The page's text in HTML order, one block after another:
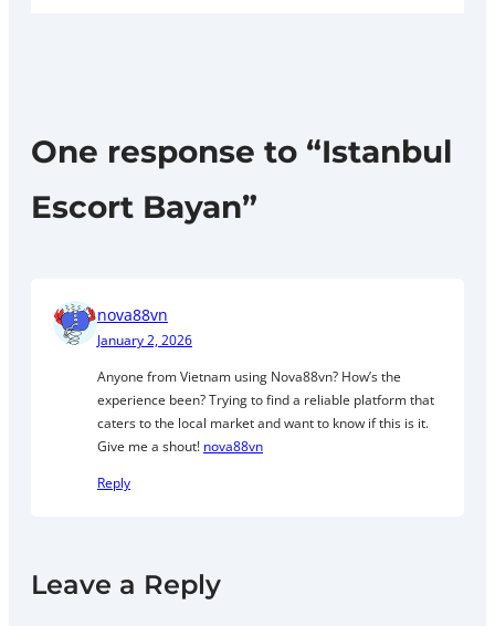
One response to “Istanbul
Escort Bayan”
nova88vn
January 2, 2026
Anyone from Vietnam using Nova88vn? How’s the
experience been? Trying to find a reliable platform that
caters to the local market and want to know if this is it.
Give me a shout! nova88vn
Reply
Leave a Reply